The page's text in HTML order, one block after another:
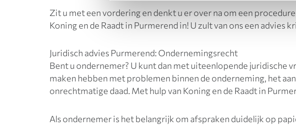
Zit u met een vordering en denkt u er over na om een
Koning en de Raadt in Purmerend in! U zult van ons een advies
Juridisch advies Purmerend: Ondernemingsrecht
Bent u ondernemer? U kunt dan met uiteenlopende juridische
maken hebben met problemen binnen de onderneming, het
onrechtmatige daad. Met hulp van Koning en de Raadt in
Als ondernemer is het belangrijk om afspraken duidelijk op